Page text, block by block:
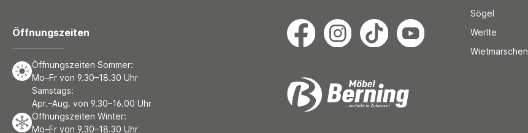
Öffnungszeiten
Öffnungszeiten Sommer:
Mo–Fr von 9.30–18.30 Uhr
Samstags:
Apr.–Aug. von 9.30–16.00 Uhr
Öffnungszeiten Winter:
Mo–Fr von 9.30–18.30 Uhr
Sögel
Werlte
Wietmarschen